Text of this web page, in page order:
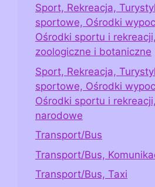
Sport, Rekreacja,
sportowe, Ośrodki
Ośrodki sportu i
zoologiczne i botaniczne
Sport, Rekreacja,
sportowe, Ośrodki
Ośrodki sportu i
narodowe
Transport/Bus
Transport/Bus,
Transport/Bus, Taxi